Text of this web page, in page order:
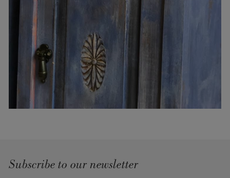
Subscribe to our newsletter